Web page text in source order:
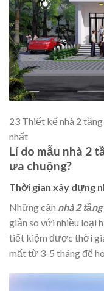
23 Thiết kế nhà 2
nhất
Lí do mẫu nhà 2
ưa chuộng?
Thời gian xây dựng
Những căn nhà 2
giản so với nhiều loại
tiết kiệm được thời
mất từ 3-5 tháng để